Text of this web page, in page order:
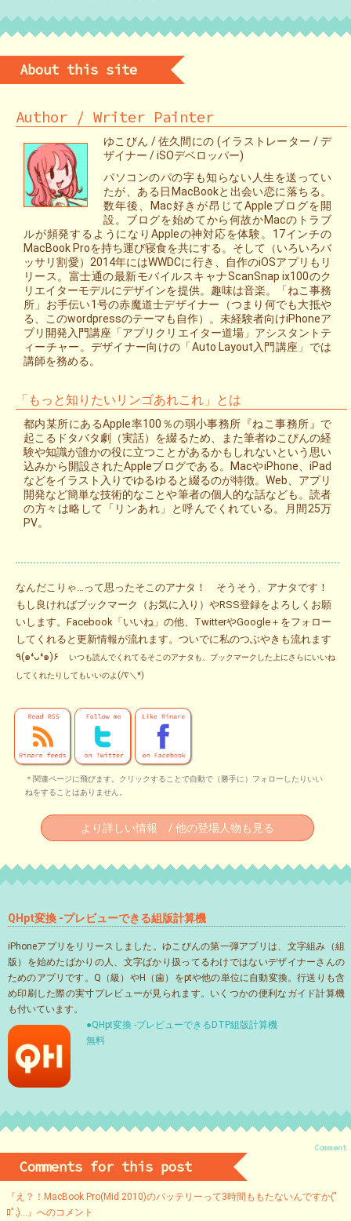
About this site
Author / Writer Painter
ゆこびん / 佐久間にの (イラストレーター / デ
ザイナー / iSOデベロッパー)
パソコンのパの字も知らない人生を送ってい
たが、ある日MacBookと出会い恋に落ちる。
数年後、Mac好きが昂じてAppleブログを開
設。ブログを始めてから何故かMacのトラブ
ルが頻発するようになりAppleの神対応を体験。17インチの
MacBook Proを持ち運び寝食を共にする。そして（いろいろバ
ッサリ割愛）2014年にはWWDCに行き、自作のiOSアプリもリ
リース。富士通の最新モバイルスキャナScanSnap ix100のク
リエイターモデルにデザインを提供。趣味は音楽。「ねこ事務
所」お手伝い1号の赤魔道士デザイナー（つまり何でも大抵や
る、このwordpressのテーマも自作）。未経験者向けiPhoneア
プリ開発入門講座「アプリクリエイター道場」アシスタントテ
ィーチャー。デザイナー向けの「Auto Layout入門講座」では
講師を務める。
「もっと知りたいリンゴあれこれ」とは
都内某所にあるApple率100％の弱小事務所『ねこ事務所』で
起こるドタバタ劇（実話）を綴るため、また筆者ゆこびんの経
験や知識が誰かの役に立つことがあるかもしれないという思い
込みから開設されたAppleブログである。MacやiPhone、iPad
などをイラスト入りでゆるゆると綴るのが特徴。Web、アプリ
開発など簡単な技術的なことや筆者の個人的な話なども。読者
の方々は略して「リンあれ」と呼んでくれている。月間25万
PV。
なんだこりゃ…って思ったそこのアナタ！ そうそう、アナタです！
もし良ければブックマーク（お気に入り）やRSS登録をよろしくお願
いします。Facebook「いいね」の他、TwitterやGoogle＋をフォロー
してくれると更新情報が流れます。ついでに私のつぶやきも流れます
٩(๑❛ᴗ❛๑)۶
いつも読んでくれてるそこのアナタも、ブックマークした上にさらにいいね
してくれたりしてもいいのよ(/∇＼*)
＊関連ページに飛びます。クリックすることで自動で（勝手に）フォローしたりいい
ねをすることはありません。
より詳しい情報 / 他の登場人物も見る
QHpt変換 -プレビューできる組版計算機
iPhoneアプリをリリースしました。ゆこびんの第一弾アプリは、文字組み（組
版）を始めたばかりの人、文字ばかり扱ってるわけではないデザイナーさんの
ためのアプリです。Q（級）やH（歯）をptや他の単位に自動変換。行送りも含
め印刷した際の実寸プレビューが見られます。いくつかの便利なガイド計算機
も付いています。
●QHpt変換 -プレビューできるDTP組版計算機
無料
Comment
Comments for this post
『え？！MacBook Pro(Mid 2010)のバッテリーって3時間ももたないんですか(ﾟ
ﾛﾟ;)…』へのコメント